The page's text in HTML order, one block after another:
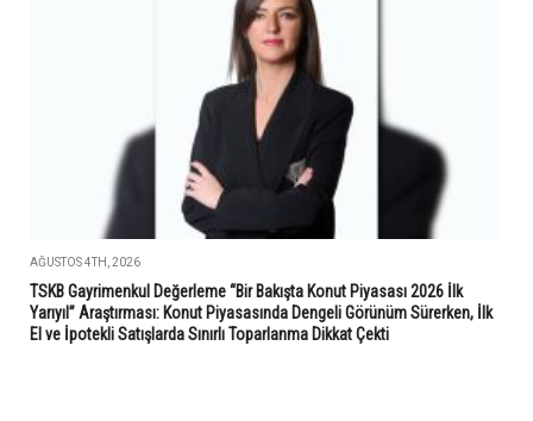
AĞUSTOS 4TH, 2026
TSKB Gayrimenkul Değerleme “Bir Bakışta Konut Piyasası 2026 İlk
Yarıyıl” Araştırması: Konut Piyasasında Dengeli Görünüm Sürerken, İlk
El ve İpotekli Satışlarda Sınırlı Toparlanma Dikkat Çekti